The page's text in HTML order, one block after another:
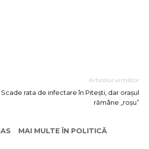
Articolul următor
Scade rata de infectare în Pitești, dar orașul
rămâne „roșu”
MAI MULTE ÎN POLITICĂ